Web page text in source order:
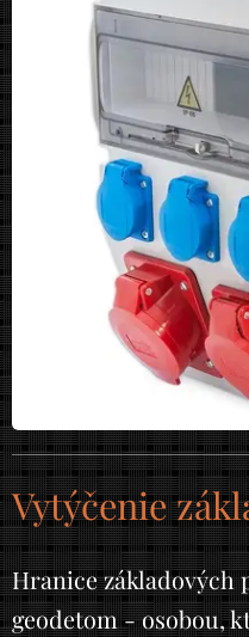
Vytýčenie
Hranice základových
geodetom - osobou,